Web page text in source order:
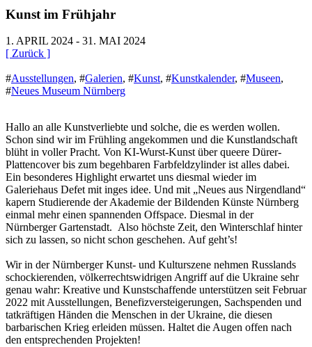
Kunst im Frühjahr
1. APRIL 2024 - 31. MAI 2024
[ Zurück ]
#Ausstellungen, #Galerien, #Kunst, #Kunstkalender, #Museen,
#Neues Museum Nürnberg
Hallo an alle Kunstverliebte und solche, die es werden wollen.
Schon sind wir im Frühling angekommen und die Kunstlandschaft
blüht in voller Pracht. Von KI-Wurst-Kunst über queere Dürer-
Plattencover bis zum begehbaren Farbfeldzylinder ist alles dabei.
Ein besonderes Highlight erwartet uns diesmal wieder im
Galeriehaus Defet mit inges idee. Und mit „Neues aus Nirgendland“
kapern Studierende der Akademie der Bildenden Künste Nürnberg
einmal mehr einen spannenden Offspace. Diesmal in der
Nürnberger Gartenstadt. Also höchste Zeit, den Winterschlaf hinter
sich zu lassen, so nicht schon geschehen. Auf geht’s!
Wir in der Nürnberger Kunst- und Kulturszene nehmen Russlands
schockierenden, völkerrechtswidrigen Angriff auf die Ukraine sehr
genau wahr: Kreative und Kunstschaffende unterstützen seit Februar
2022 mit Ausstellungen, Benefizversteigerungen, Sachspenden und
tatkräftigen Händen die Menschen in der Ukraine, die diesen
barbarischen Krieg erleiden müssen. Haltet die Augen offen nach
den entsprechenden Projekten!